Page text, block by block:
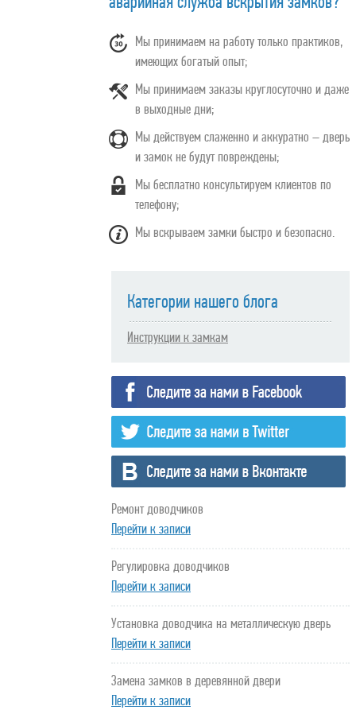
Мы принимаем на работу только практиков,
имеющих богатый опыт;
Мы принимаем заказы круглосуточно и даже
в выходные дни;
Мы действуем слаженно и аккуратно – дверь
и замок не будут повреждены;
Мы бесплатно консультируем клиентов по
телефону;
Мы вскрываем замки быстро и безопасно.
Категории нашего блога
Инструкции к замкам
Ремонт доводчиков
Перейти к записи
Регулировка доводчиков
Перейти к записи
Установка доводчика на металлическую дверь
Перейти к записи
Замена замков в деревянной двери
Перейти к записи